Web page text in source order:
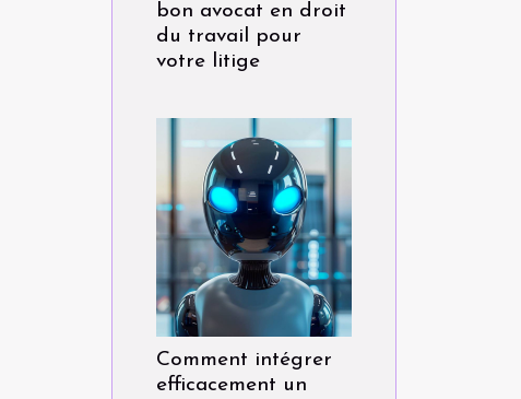
bon avocat en droit
du travail pour
votre litige
Comment intégrer
efficacement un